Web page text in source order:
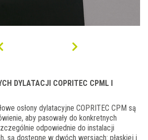
DYLATACJI COPRITEC CPML I
osłony dylatacyjne COPRITEC CPM są
aby pasowały do ​​konkretnych
odpowiednie do instalacji
są dostępne w dwóch wersjach: płaskiej i